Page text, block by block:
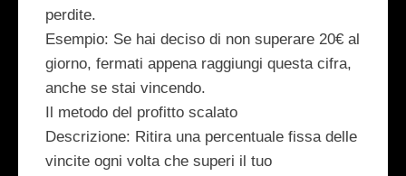
perdite.
Esempio: Se hai deciso di non superare 20€ al
giorno, fermati appena raggiungi questa cifra,
anche se stai vincendo.
Il metodo del profitto scalato
Descrizione: Ritira una percentuale fissa delle
vincite ogni volta che superi il tuo